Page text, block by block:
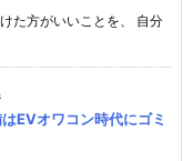
た方がいいことを、 自分
EVオワコン時代にゴミ